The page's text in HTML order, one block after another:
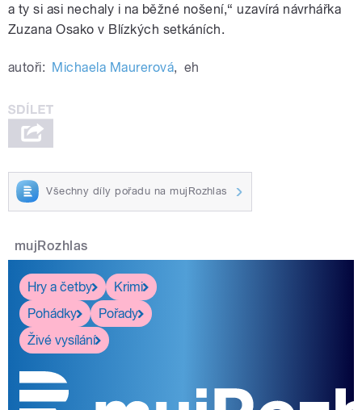
a ty si asi nechaly i na běžné nošení,“ uzavírá návrhářka
Zuzana Osako v Blízkých setkáních.
autoři: Michaela Maurerová, eh
Všechny díly pořadu na mujRozhlas
mujRozhlas
Hry a četby
Krimi
Pohádky
Pořady
Živé vysílání